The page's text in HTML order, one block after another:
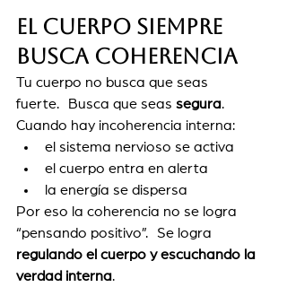
El cuerpo siempre
busca coherencia
Tu cuerpo no busca que seas
fuerte. Busca que seas segura.
Cuando hay incoherencia interna:
el sistema nervioso se activa
el cuerpo entra en alerta
la energía se dispersa
Por eso la coherencia no se logra
“pensando positivo”. Se logra
regulando el cuerpo y escuchando la
verdad interna.